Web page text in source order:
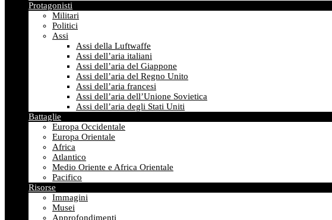
Protagonisti
Militari
Politici
Assi
Assi della Luftwaffe
Assi dell’aria italiani
Assi dell’aria del Giappone
Assi dell’aria del Regno Unito
Assi dell’aria francesi
Assi dell’aria dell’Unione Sovietica
Assi dell’aria degli Stati Uniti
Battaglie
Europa Occidentale
Europa Orientale
Africa
Atlantico
Medio Oriente e Africa Orientale
Pacifico
Risorse
Immagini
Musei
Approfondimenti